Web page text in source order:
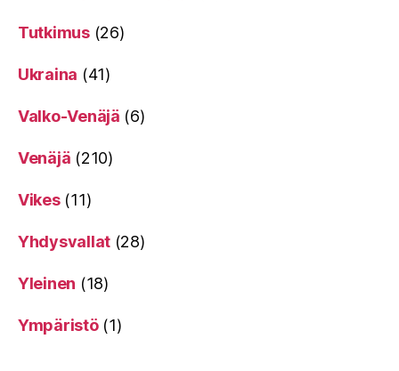
Tutkimus(26)
Ukraina (41)
Valko-Venäjä (6)
Venäjä (210)
Vikes(11)
Yhdysvallat (28)
Yleinen (18)
Ympäristö(1)